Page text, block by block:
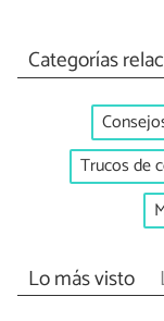
Categorías
Trucos de
Lo más visto